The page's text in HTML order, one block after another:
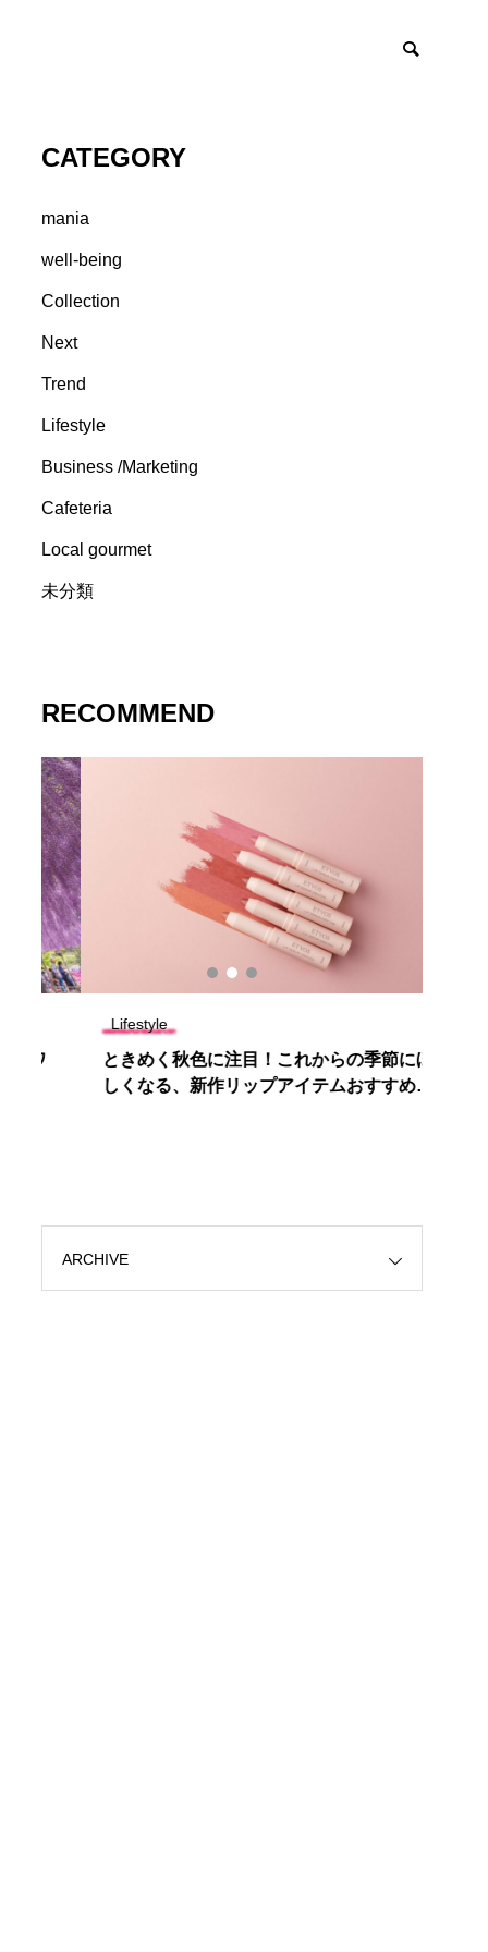
CATEGORY
mania
well-being
Collection
Next
Trend
Lifestyle
Business /Marketing
Cafeteria
Local gourmet
未分類
RECOMMEND
Lifestyle
ときめく秋色に注目！これからの季節にほ
しくなる、新作リップアイテムおすすめ3
ARCHIVE